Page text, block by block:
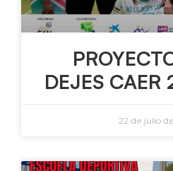
DEJES
22 de julio